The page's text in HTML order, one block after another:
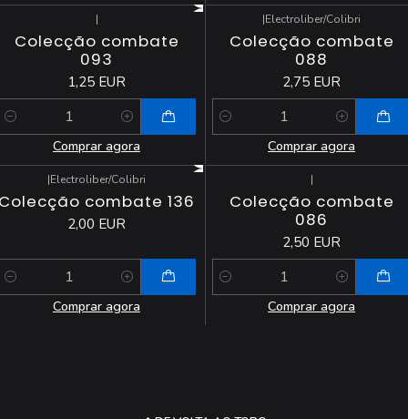
|
Colecção combate
093
1,25 EUR
Comprar agora
|Electroliber/Colibri
Colecção combate
088
2,75 EUR
Quantidade
Comprar agora
|Electroliber/Colibri
combate 136
2,00 EUR
Comprar agora
|
Colecção combate
086
2,50 EUR
Quantidade
Comprar agora